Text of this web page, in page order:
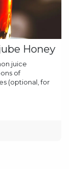
Honey
juice
of
(optional, for